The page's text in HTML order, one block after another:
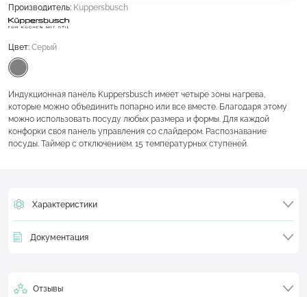
Производитель: Kuppersbusch
Цвет: Серый
Индукционная панель Kuppersbusch имеет четыре зоны нагрева,
которые можно объединить попарно или все вместе. Благодаря этому
можно использовать посуду любых размера и формы. Для каждой
конфорки своя панель управления со слайдером. Распознавание
посуды. Таймер с отключением. 15 температурных ступеней.
Характеристики
Документация
Отзывы